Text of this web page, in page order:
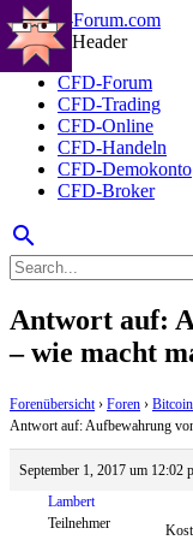
CFD-Forum
CFD-Trading
CFD-Online
CFD-Handeln
CFD-Demokonto
CFD-Broker
search
Antwort auf:
– wie macht
Forenübersicht › Foren › Bitcoin
Antwort auf: Aufbewahrung
September 1, 2017 um 12:02
Lambert
Teilnehmer